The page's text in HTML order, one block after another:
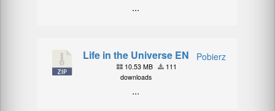
...
Pobierz
Life in the Universe EN
10.53 MB
111
downloads
...